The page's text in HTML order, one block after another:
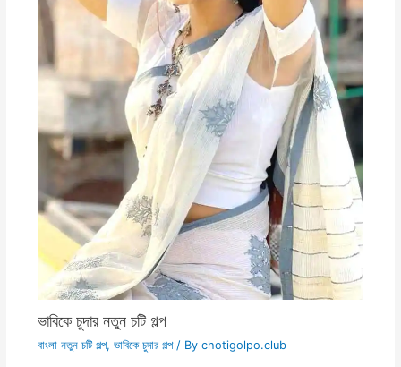
ভাবিকে চুদার নতুন চটি গল্প
বাংলা নতুন চটি গল্প, ভাবিকে চুদার গল্প/ By chotigolpo.club